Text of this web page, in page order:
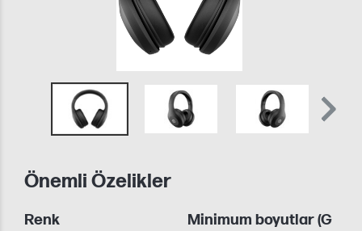
Önemli Özelikler
Renk
Minimum boyutlar (G